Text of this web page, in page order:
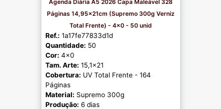
Agenda Diária A5 2026 Capa Maleável 328
Páginas 14,95x21cm (Supremo 300g Verniz
Total Frente) - 4x0 - 50 unid
Ref.: 1a17fe77833d1d
Quantidade: 50
Cor: 4x0
Tam. Arte: 15,1x21
Cobertura: UV Total Frente - 164
Páginas
Material: Supremo 300g
Produção: 6 dias